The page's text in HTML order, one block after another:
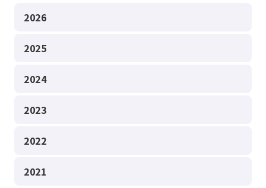
2026
2025
2024
2023
2022
2021